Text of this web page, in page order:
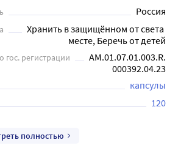
Россия
Хранить в защищённом от света
месте, Беречь от детей
гос. регистрации
AM.01.07.01.003.R.
000392.04.23
капсулы
120
полностью